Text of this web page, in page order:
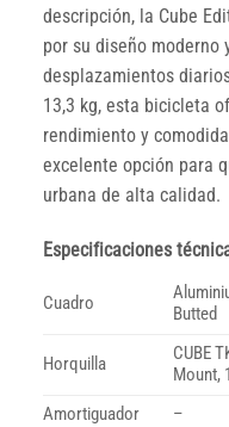
descripción, la Cube
por su diseño moderno
desplazamientos
13,3 kg, esta bicicleta
rendimiento y
excelente opción para
urbana de alta calidad.
Especificaciones
Cuadro
Butted
Horquilla
CUBE
Mount,
Amortiguador
–